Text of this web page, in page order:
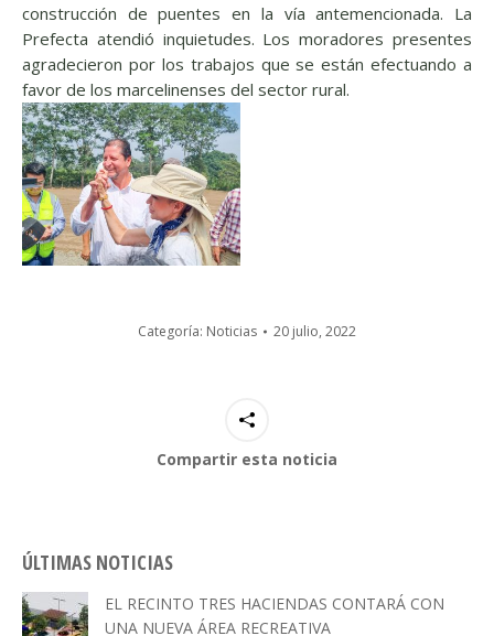
construcción de puentes en la vía antemencionada. La
Prefecta atendió inquietudes. Los moradores presentes
agradecieron por los trabajos que se están efectuando a
favor de los marcelinenses del sector rural.
Categoría: Noticias 20 julio, 2022
Compartir esta noticia
ÚLTIMAS NOTICIAS
EL RECINTO TRES HACIENDAS CONTARÁ CON
UNA NUEVA ÁREA RECREATIVA